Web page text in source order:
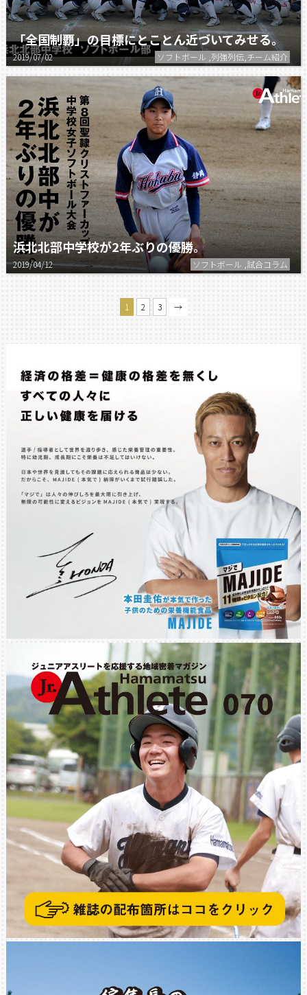
「全国制覇」の目標にとことん近づいてみせる。
2019/07/02 ソフトボール ,列強列伝,チーム紹介
浜北北部中学校が2年ぶりの優勝。
2019/04/12 ソフトボール ,試合コラム
1 2 3 →